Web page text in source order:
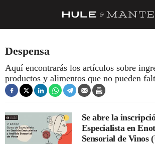
TRUCOS
DESPENSA
BARRAS Y ESTRELLAS
DÓNDE COMER
ÍDOLOS DE MESAS
Despensa
Aquí encontrarás los artículos sobre
productos y alimentos que no pueden
Se abre la
Especialista en
Sensorial de Vinos